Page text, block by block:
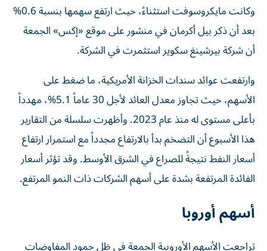
وكانت مايكروسوفت استثناءً، حيث ارتفع سهمها بنسبة 0.6%
بعد أن ذكر بيل أكرمان في منشور على موقع «إكس» الجمعة
أن شركة بيرشينغ سكوير استثمرت في الشركة.
وارتفعت عوائد سندات الخزانة الأمريكية، ما ضغط على
الأسهم، حيث تجاوز معدل العائد لأجل 30 عاماً 5.1%، مهدداً
بأعلى مستوى له منذ عام 2023. وأظهرت سلسلة من التقارير
هذا الأسبوع أن التضخم بدأ بالارتفاع مجدداً مع استمرار ارتفاع
أسعار النفط نتيجةً للصراع في الشرق الأوسط. وقد تؤثر أسعار
الفائدة المرتفعة بشدة على أسهم الشركات ذات النمو المرتفع.
أسهم أوروبا